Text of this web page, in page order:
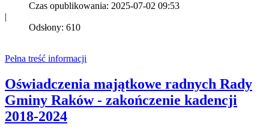
Czas opublikowania: 2025-07-02 09:53
|
Odsłony: 610
Pełna treść informacji
Oświadczenia majątkowe radnych Rady
Gminy Raków - zakończenie kadencji
2018-2024